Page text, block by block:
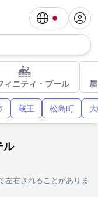
ィニティ・プール
蔵王 松島町
ル
左右されることがありま